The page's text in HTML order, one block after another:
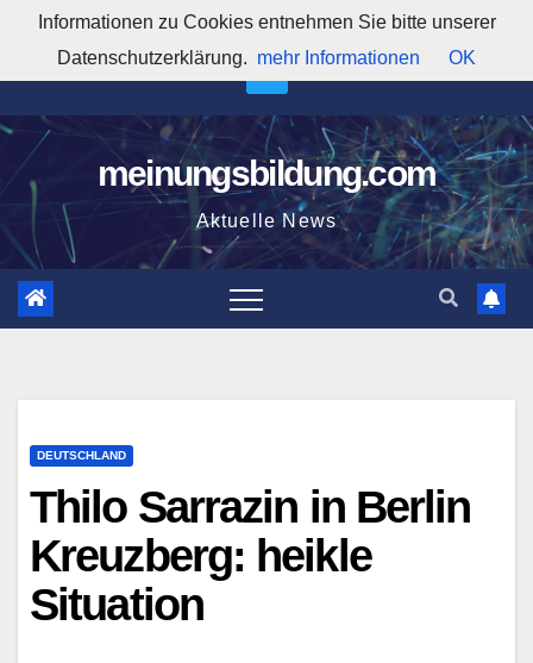
springen
10:00:36 AM
meinungsbildung.com
Aktuelle News
DEUTSCHLAND
Thilo Sarrazin in Berlin
Kreuzberg: heikle
Situation
Informationen zu Cookies entnehmen Sie bitte unserer
Datenschutzerklärung. mehr Informationen OK